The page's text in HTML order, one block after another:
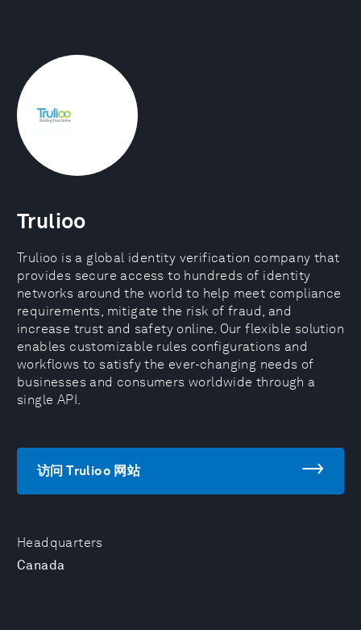
Headquarters
Canada
Trulioo
Trulioo is a global identity verification company that
provides secure access to hundreds of identity
networks around the world to help meet compliance
requirements, mitigate the risk of fraud, and
increase trust and safety online. Our flexible solution
enables customizable rules configurations and
workflows to satisfy the ever-changing needs of
businesses and consumers worldwide through a
single API.
访问 Trulioo 网站